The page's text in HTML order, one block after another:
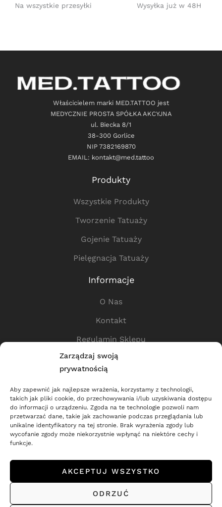
Zarządzaj swoją
prywatnością
Aby zapewnić jak najlepsze wrażenia, korzystamy z technologii,
takich jak pliki cookie, do przechowywania i/lub uzyskiwania dostępu
do informacji o urządzeniu. Zgoda na te technologie pozwoli nam
przetwarzać dane, takie jak zachowanie podczas przeglądania lub
unikalne identyfikatory na tej stronie. Brak wyrażenia zgody lub
wycofanie zgody może niekorzystnie wpłynąć na niektóre cechy i
funkcje.
AKCEPTUJ WSZYSTKO
ODRZUĆ
Na wszystkie przesyłki Wysyłka już w 48H
Właścicielem marki MED.TATTOO jest
MEDYCZNIE PROSTA SPÓŁKA AKCYJNA
ul. Biecka 8/1
38-300 Gorlice
NIP 7382169870
EMAIL: kontakt@med.tattoo
Produkty
Wszystkie Produkty
Tworzenie Tatuaży
Gojenie Tatuaży
Pielęgnacja Tatuaży
Informacje
O Nas
Kontakt
Regulamin Sklepu
Polityka Prywatności
Sklep
Dostawa
Dla Partnerów
Zwroty i Reklamacje